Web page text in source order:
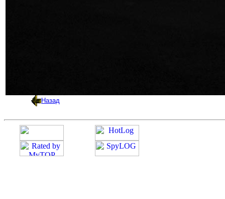
Назад